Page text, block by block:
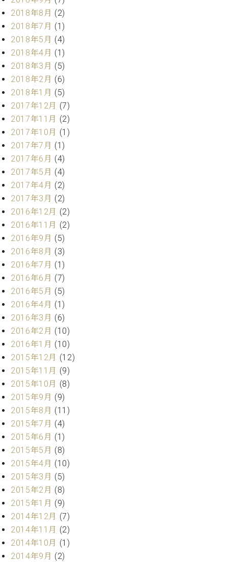
2018年8月 (2)
2018年7月 (1)
2018年5月 (4)
2018年4月 (1)
2018年3月 (5)
2018年2月 (6)
2018年1月 (5)
2017年12月 (7)
2017年11月 (2)
2017年10月 (1)
2017年7月 (1)
2017年6月 (4)
2017年5月 (4)
2017年4月 (2)
2017年3月 (2)
2016年12月 (2)
2016年11月 (2)
2016年9月 (5)
2016年8月 (3)
2016年7月 (1)
2016年6月 (7)
2016年5月 (5)
2016年4月 (1)
2016年3月 (6)
2016年2月 (10)
2016年1月 (10)
2015年12月 (12)
2015年11月 (9)
2015年10月 (8)
2015年9月 (9)
2015年8月 (11)
2015年7月 (4)
2015年6月 (1)
2015年5月 (8)
2015年4月 (10)
2015年3月 (5)
2015年2月 (8)
2015年1月 (9)
2014年12月 (7)
2014年11月 (2)
2014年10月 (1)
2014年9月 (2)